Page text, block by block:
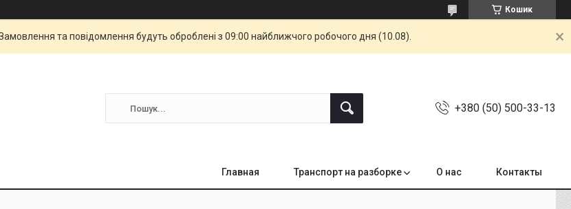
Кошик
та повідомлення будуть оброблені з 09:00 найближчого робочого дня (10.08).
+380 (50) 500-33-13
Главная Транспорт на разборке О нас Контакты